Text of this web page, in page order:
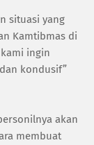
situasi yang
Kamtibmas di
ingin
kondusif”
akan
membuat